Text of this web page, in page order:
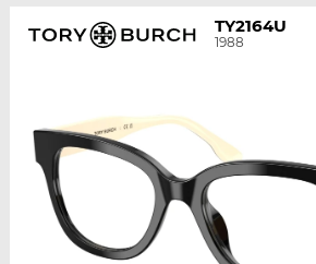
TY2164U
1988